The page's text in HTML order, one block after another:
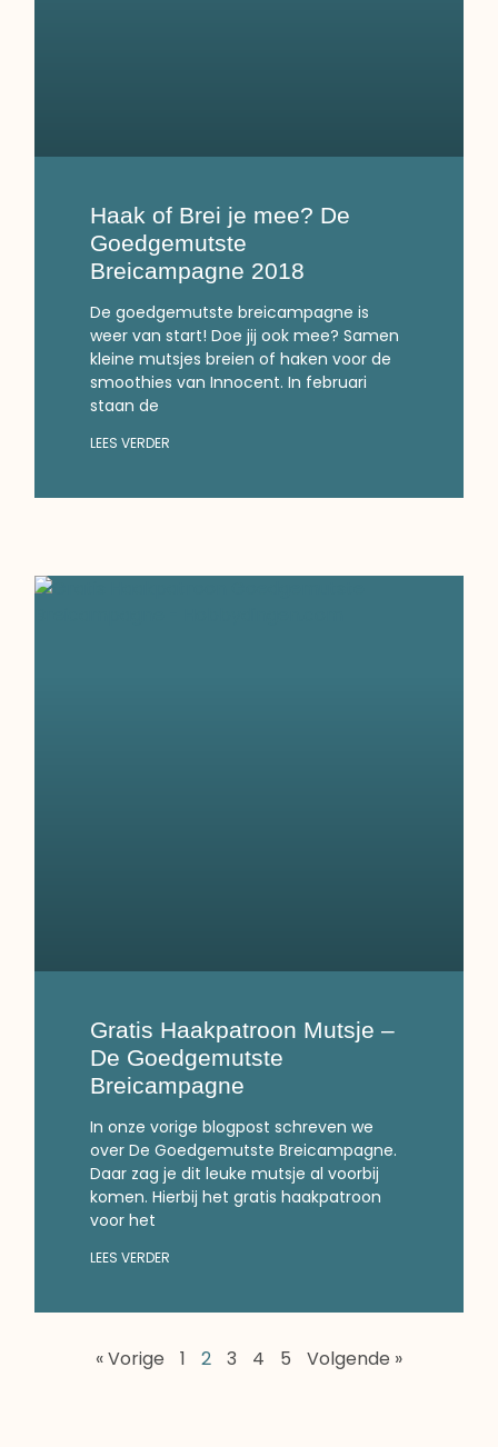
Haak of Brei je mee? De
Goedgemutste
Breicampagne 2018
De goedgemutste breicampagne is
weer van start! Doe jij ook mee? Samen
kleine mutsjes breien of haken voor de
smoothies van Innocent. In februari
staan de
LEES VERDER
Gratis Haakpatroon Mutsje –
De Goedgemutste
Breicampagne
In onze vorige blogpost schreven we
over De Goedgemutste Breicampagne.
Daar zag je dit leuke mutsje al voorbij
komen. Hierbij het gratis haakpatroon
voor het
LEES VERDER
« Vorige 1 2 3 4 5 Volgende »